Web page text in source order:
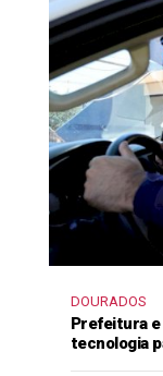
DOURADOS
Prefeitura e
tecnologia